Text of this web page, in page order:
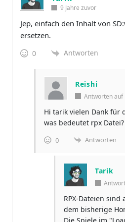
9 Jahre zuvor
Jep, einfach den Inhalt von
ersetzen.
0 Antworten
Reishi
Antworten
Hi tarik vielen Dank für
was bedeutet rpx Datei?
0 Antworten
Tarik
RPX-Dateien
dem bisherige